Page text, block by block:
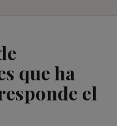
que ha
el